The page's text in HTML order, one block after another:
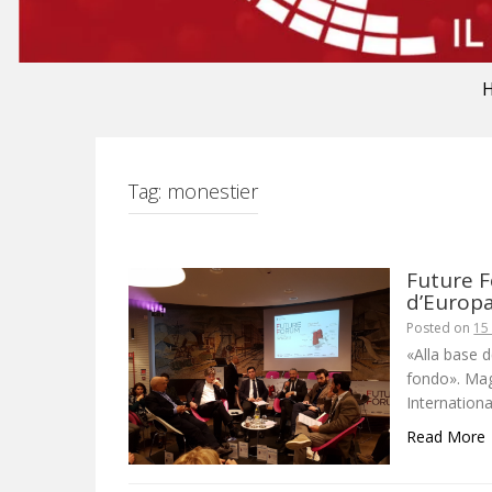
Tag: monestier
Future
Posted on
«Alla base
fondo».
Read More